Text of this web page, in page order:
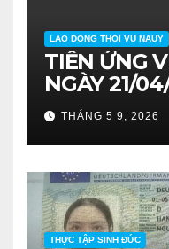
LAO DONG THOI VU NAUY
TIỄN ỨNG
NGÀY 21/
THÁNG 5 9, 2026
THỰC TẬP SINH ĐỨC